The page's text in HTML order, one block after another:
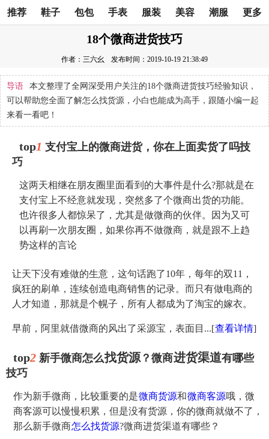
推荐 鞋子 包包 手表 服装 美容 潮服 更多
18个微商进货技巧
作者：三六幺 发布时间：2019-10-19 21:38:49
导语
本文整理了全网深受用户关注的18个微商进货技巧经验知识，
可以帮助您全面了解怎么找货源，小白也能成为高手，跟随小编一起
来看一看吧！
top1 支付宝上的微商进货，你在上面卖货了吗技
巧
这两天相继在朋友圈里面看到的大事件是什么?那就是在
支付宝上不经意就发现，突然多了个微商出货的功能。
也许很多人都惊呆了，尤其是做微商的伙伴。因为又可
以再刷一次朋友圈，如果你再不做微商，就是跟不上趋
势这样的言论
让天下没有难做的生意，这句话跑了10年，每年的双11，
疯狂的刷单，连续创造电商销售的记录。而只有做电商的
人才知道，那就是个幌子，所有人都成为了淘宝的嫁衣。
早前，阿里就借微商的风出了采源宝，表面目...[查看详情]
top2 新手微商怎么找货源 ？微商进货渠道有哪些
技巧
作为新手微商，比较重要的是微商货源和微商客源哦，微
商客源可以慢慢积累，但是没有货源，你的微商就做不了，
那么新手微商怎么找货源?微商进货渠道有哪些？